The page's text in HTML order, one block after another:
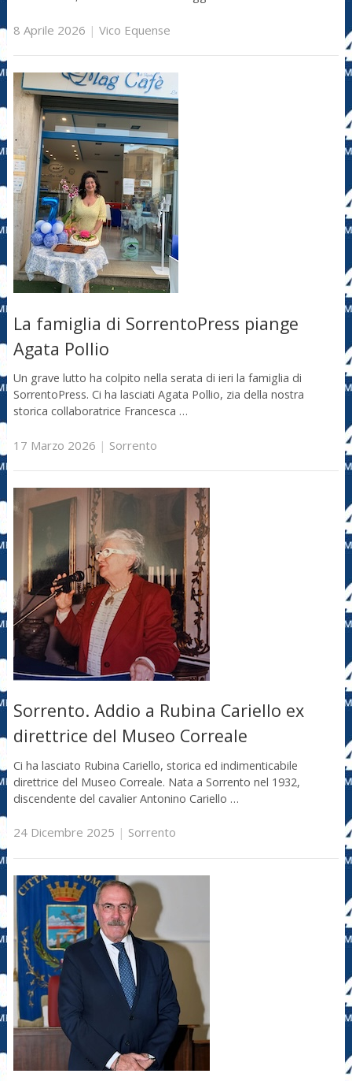
8 Aprile 2026 | Vico Equense
La famiglia di SorrentoPress piange
Agata Pollio
Un grave lutto ha colpito nella serata di ieri la famiglia di
SorrentoPress. Ci ha lasciati Agata Pollio, zia della nostra
storica collaboratrice Francesca …
17 Marzo 2026 | Sorrento
Sorrento. Addio a Rubina Cariello ex
direttrice del Museo Correale
Ci ha lasciato Rubina Cariello, storica ed indimenticabile
direttrice del Museo Correale. Nata a Sorrento nel 1932,
discendente del cavalier Antonino Cariello …
24 Dicembre 2025 | Sorrento